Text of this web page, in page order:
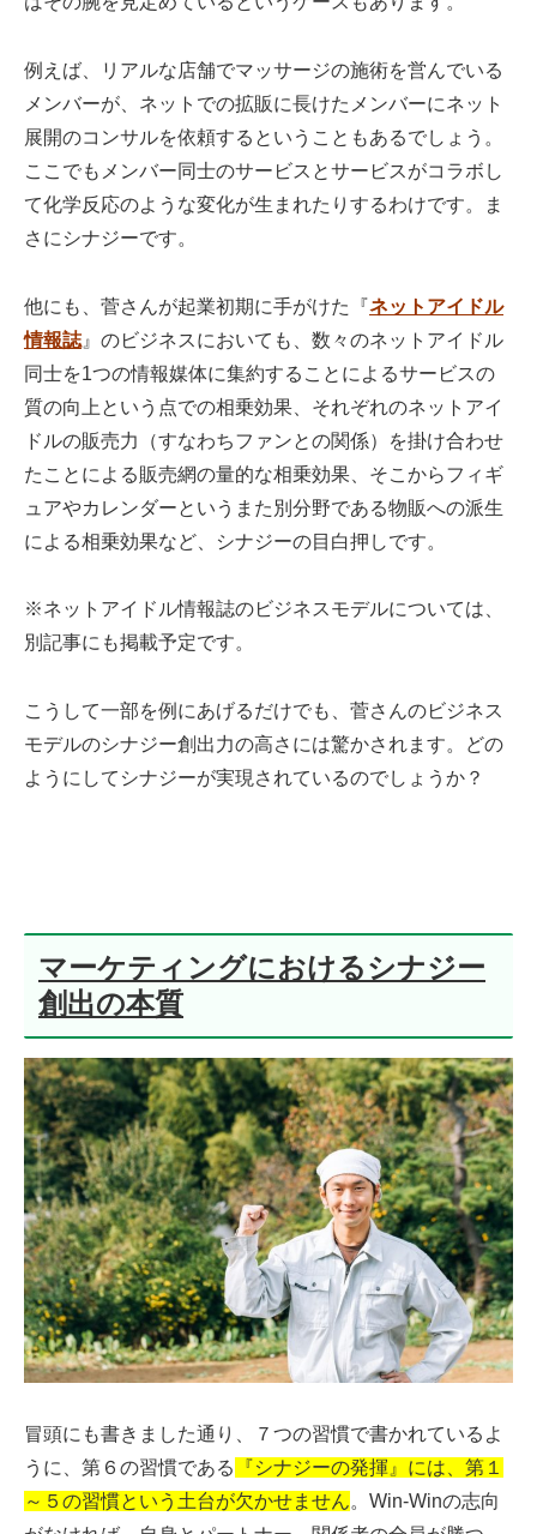
例えば、リアルな店舗でマッサージの施術を営んでいる
メンバーが、ネットでの拡販に長けたメンバーにネット
展開のコンサルを依頼するということもあるでしょう。
ここでもメンバー同士のサービスとサービスがコラボし
て化学反応のような変化が生まれたりするわけです。ま
さにシナジーです。
他にも、菅さんが起業初期に手がけた『ネットアイドル
情報誌 』のビジネスにおいても、数々のネットアイドル
同士を1つの情報媒体に集約することによるサービスの
質の向上という点での相乗効果、それぞれのネットアイ
ドルの販売力（すなわちファンとの関係）を掛け合わせ
たことによる販売網の量的な相乗効果、そこからフィギ
ュアやカレンダーというまた別分野である物販への派生
による相乗効果など、シナジーの目白押しです。
※ネットアイドル情報誌のビジネスモデルについては、
別記事にも掲載予定です。
こうして一部を例にあげるだけでも、菅さんのビジネス
モデルのシナジー創出力の高さには驚かされます。どの
ようにしてシナジーが実現されているのでしょうか？
マーケティングにおけるシナジー
創出の本質
冒頭にも書きました通り、７つの習慣で書かれているよ
うに、第６の習慣である
『シナジーの発揮』には、第１
～５の習慣という土台が欠かせません。Win-Winの志向